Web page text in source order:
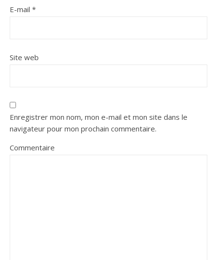
E-mail *
Site web
Enregistrer mon nom, mon e-mail et mon site dans le
navigateur pour mon prochain commentaire.
Commentaire